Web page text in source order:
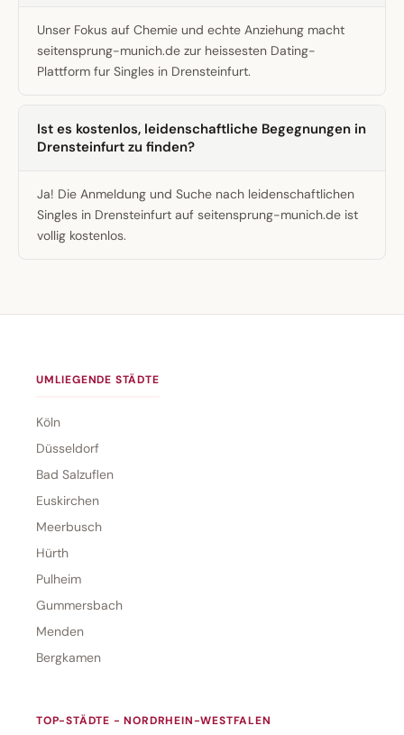
Unser Fokus auf Chemie und echte Anziehung macht
seitensprung-munich.de zur heissesten Dating-
Plattform fur Singles in Drensteinfurt.
Ist es kostenlos, leidenschaftliche Begegnungen in
Drensteinfurt zu finden?
Ja! Die Anmeldung und Suche nach leidenschaftlichen
Singles in Drensteinfurt auf seitensprung-munich.de ist
vollig kostenlos.
UMLIEGENDE STÄDTE
Köln
Düsseldorf
Bad Salzuflen
Euskirchen
Meerbusch
Hürth
Pulheim
Gummersbach
Menden
Bergkamen
TOP-STÄDTE - NORDRHEIN-WESTFALEN